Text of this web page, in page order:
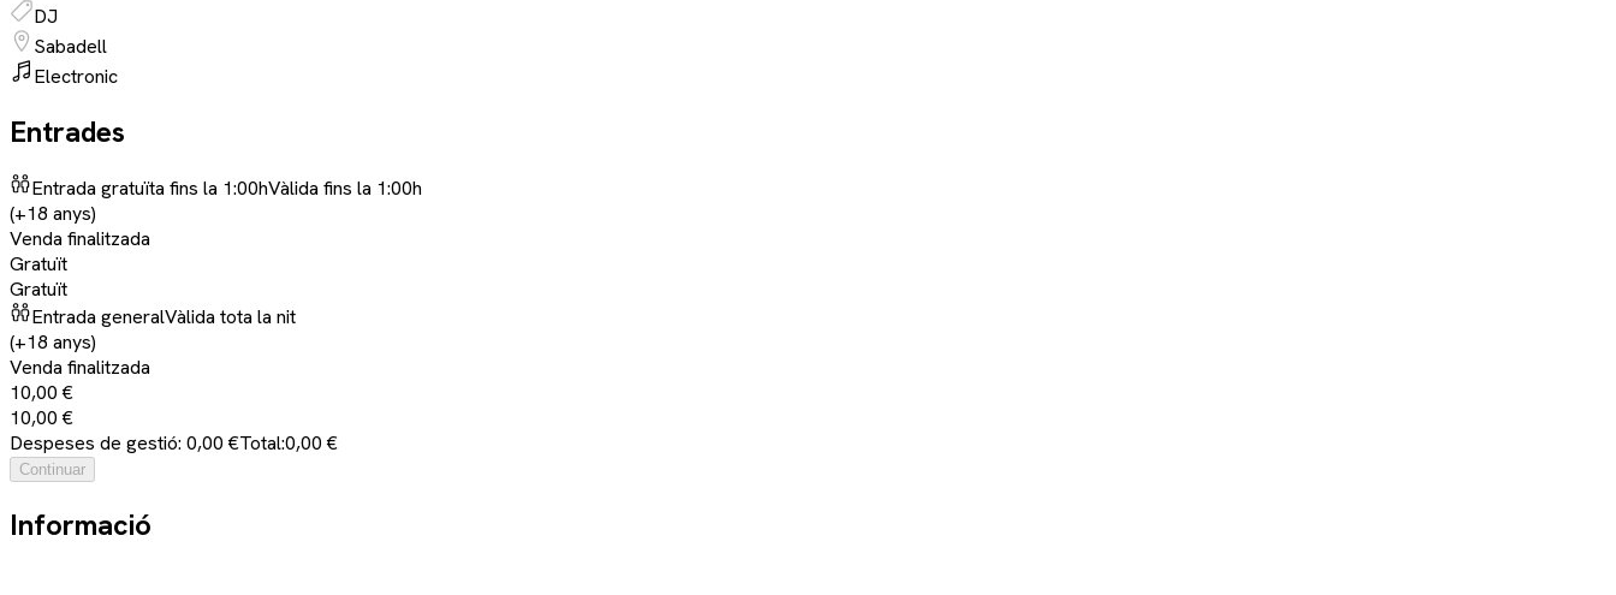
DJ
Sabadell
Electronic
Entrades
Entrada gratuïta fins la 1:00hVàlida fins la 1:00h
(+18 anys)
Venda finalitzada
Gratuït
Gratuït
Entrada generalVàlida tota la nit
(+18 anys)
Venda finalitzada
10,00 €
10,00 €
Despeses de gestió: 0,00 €Total:0,00 €
Continuar
Informació